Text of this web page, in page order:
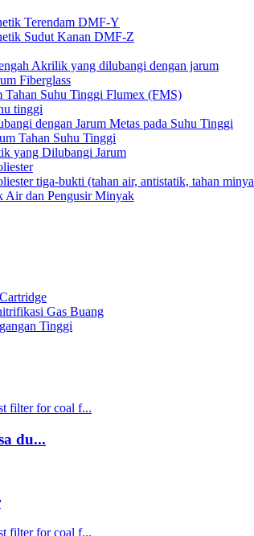
Terendam DMF-Y
Sudut Kanan DMF-Z
Akrilik yang dilubangi dengan jarum
Fiberglass
Tahan Suhu Tinggi Flumex (FMS)
tinggi
dengan Jarum Metas pada Suhu Tinggi
Tahan Suhu Tinggi
yang Dilubangi Jarum
tiga-bukti (tahan air, antistatik, tahan
Air dan Pengusir Minyak
Gas Buang
Tinggi
du...